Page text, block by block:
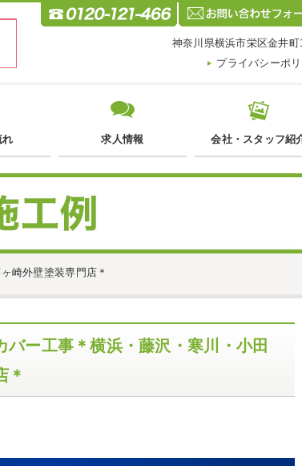
神奈川県横浜市栄区金井町
プライバシーポ
れ 求人情報 会社・スタッフ紹
崎外壁塗装専門店＊
ー工事＊横浜・藤沢・寒川・小田
＊